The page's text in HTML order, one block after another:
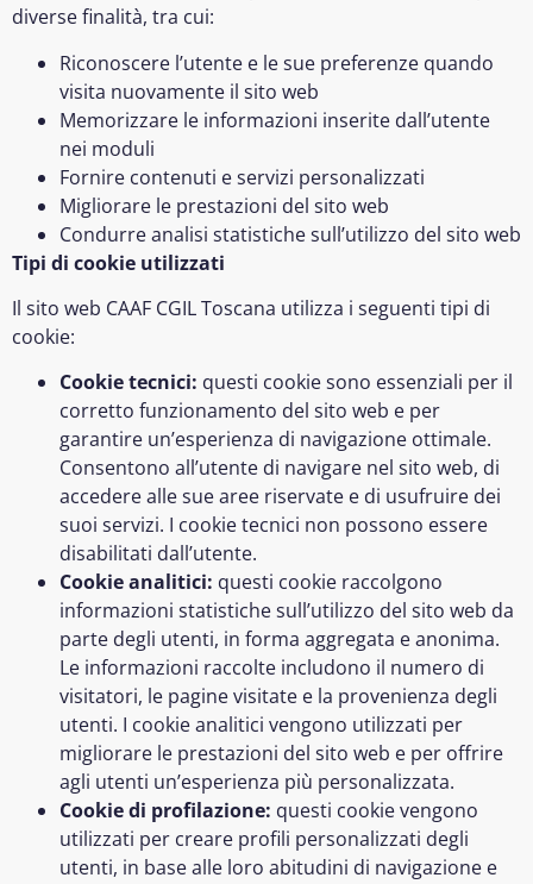
diverse finalità, tra cui:
Riconoscere l’utente e le sue preferenze quando
visita nuovamente il sito web
Memorizzare le informazioni inserite dall’utente
nei moduli
Fornire contenuti e servizi personalizzati
Migliorare le prestazioni del sito web
Condurre analisi statistiche sull’utilizzo del sito web
Tipi di cookie utilizzati
Il sito web CAAF CGIL Toscana utilizza i seguenti tipi di
cookie:
Cookie tecnici: questi cookie sono essenziali per il
corretto funzionamento del sito web e per
garantire un’esperienza di navigazione ottimale.
Consentono all’utente di navigare nel sito web, di
accedere alle sue aree riservate e di usufruire dei
suoi servizi. I cookie tecnici non possono essere
disabilitati dall’utente.
Cookie analitici: questi cookie raccolgono
informazioni statistiche sull’utilizzo del sito web da
parte degli utenti, in forma aggregata e anonima.
Le informazioni raccolte includono il numero di
visitatori, le pagine visitate e la provenienza degli
utenti. I cookie analitici vengono utilizzati per
migliorare le prestazioni del sito web e per offrire
agli utenti un’esperienza più personalizzata.
Cookie di profilazione: questi cookie vengono
utilizzati per creare profili personalizzati degli
utenti, in base alle loro abitudini di navigazione e